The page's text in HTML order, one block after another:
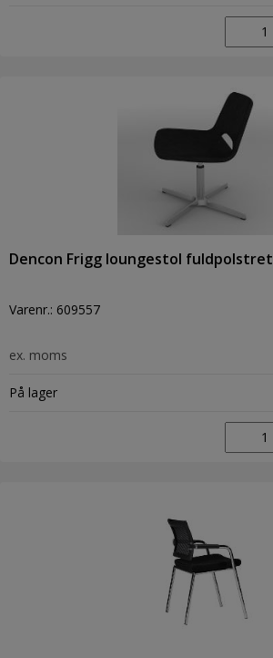
Dencon Frigg loungestol fuldpolstret
Varenr.: 609557
ex. moms
På lager